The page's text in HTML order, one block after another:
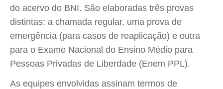
do acervo do BNI. São elaboradas três provas
distintas: a chamada regular, uma prova de
emergência (para casos de reaplicação) e outra
para o Exame Nacional do Ensino Médio para
Pessoas Privadas de Liberdade (Enem PPL).
As equipes envolvidas assinam termos de